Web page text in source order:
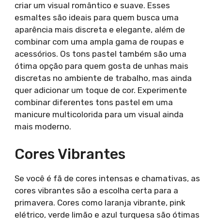
criar um visual romântico e suave. Esses
esmaltes são ideais para quem busca uma
aparência mais discreta e elegante, além de
combinar com uma ampla gama de roupas e
acessórios. Os tons pastel também são uma
ótima opção para quem gosta de unhas mais
discretas no ambiente de trabalho, mas ainda
quer adicionar um toque de cor. Experimente
combinar diferentes tons pastel em uma
manicure multicolorida para um visual ainda
mais moderno.
Cores Vibrantes
Se você é fã de cores intensas e chamativas, as
cores vibrantes são a escolha certa para a
primavera. Cores como laranja vibrante, pink
elétrico, verde limão e azul turquesa são ótimas